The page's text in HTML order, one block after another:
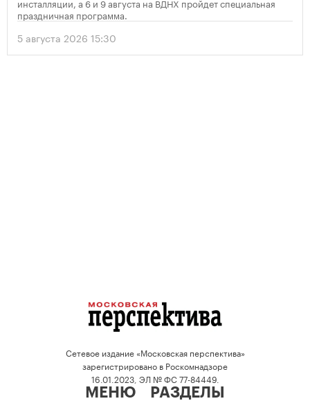
инсталляции, а 6 и 9 августа на ВДНХ пройдет специальная
праздничная программа.
5 августа 2026 15:30
Сетевое издание «Московская перспектива»
зарегистрировано в Роскомнадзоре
16.01.2023, ЭЛ № ФС 77-84449.
МЕНЮ РАЗДЕЛЫ